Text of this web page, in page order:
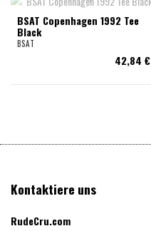
BSAT Copenhagen 1992 Tee
Black
BSAT
42,84 €
Kontaktiere uns
RudeCru.com